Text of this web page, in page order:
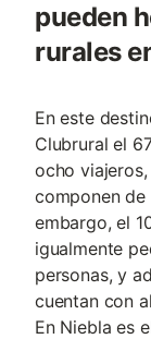
pueden
rurales
En este
Clubrural el
ocho
componen de
embargo, el
igualmente
personas, y
cuentan con
En Niebla es